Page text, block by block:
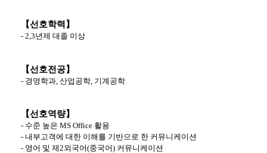
【선호학력】
- 2,3년제 대졸 이상
【선호전공】
- 경영학과 산업공학 기계공학
【선호역량】
- 수준 높은 MS Office 활용
- 내부고객에 대한 이해를 기반으로 한 커뮤니케이션
- 영어 및 제2외국어(중국어) 커뮤니케이션